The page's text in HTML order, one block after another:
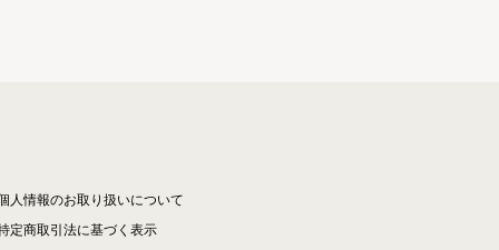
人情報のお取り扱いについて
定商取引法に基づく表示